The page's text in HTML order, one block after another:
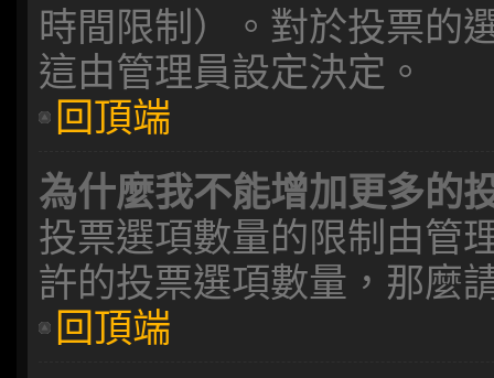
時間限制）。對於投票的
這由管理員設定決定。
回頂端
為什麼我不能增加更多的
投票選項數量的限制由管
許的投票選項數量，那麼
回頂端